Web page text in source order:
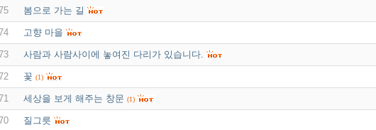
봄으로 가는 길
고향 마을
사람과 사람사이에 놓여진 다리가 있습니다.
꽃 (1)
세상을 보게 해주는 창문 (1)
질그릇